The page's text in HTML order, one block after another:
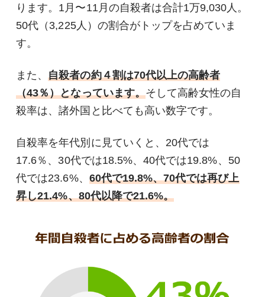
ります。1月〜11月の自殺者は合計1万9,030人。
50代（3,225人）の割合がトップを占めていま
す。
また、自殺者の約４割は70代以上の高齢者
（43％）となっています。そして高齢女性の自
殺率は、諸外国と比べても高い数字です。
自殺率を年代別に見ていくと、20代では
17.6％、30代では18.5%、40代では19.8%、50
代では23.6%、 60代で19.8%、70代では再び上
昇し21.4%、80代以降で21.6%。